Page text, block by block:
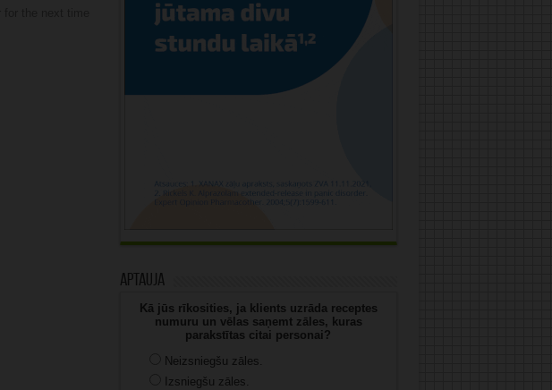
Aptauja
Kā jūs rīkosities, ja klients uzrāda receptes
numuru un vēlas saņemt zāles, kuras
parakstītas citai personai?
Neizsniegšu zāles.
Izsniegšu zāles.